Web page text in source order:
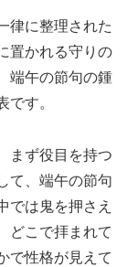
律に整理された
置かれる守りの
端午の節句の鍾
です。
まず役目を持つ
て、端午の節句
では鬼を押さえ
どこで拝まれて
で性格が見えて